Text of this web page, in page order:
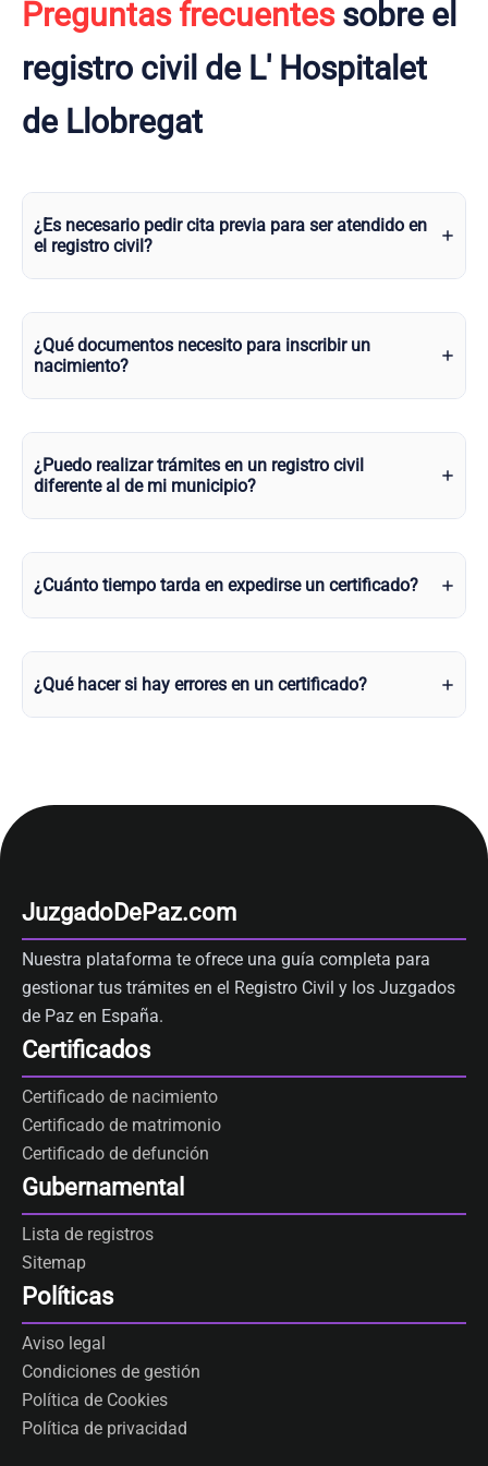
Preguntas frecuentessobre el
registro civil de L' Hospitalet
de Llobregat
¿Es necesario pedir cita previa para ser atendido en
el registro civil?
¿Qué documentos necesito para inscribir un
nacimiento?
¿Puedo realizar trámites en un registro civil
diferente al de mi municipio?
¿Cuánto tiempo tarda en expedirse un certificado?
¿Qué hacer si hay errores en un certificado?
JuzgadoDePaz.com
Nuestra plataforma te ofrece una guía completa para
gestionar tus trámites en el Registro Civil y los Juzgados
de Paz en España.
Certificados
Certificado de nacimiento
Certificado de matrimonio
Certificado de defunción
Gubernamental
Lista de registros
Sitemap
Políticas
Aviso legal
Condiciones de gestión
Política de Cookies
Política de privacidad